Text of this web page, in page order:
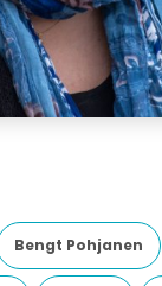
Bengt Pohjanen